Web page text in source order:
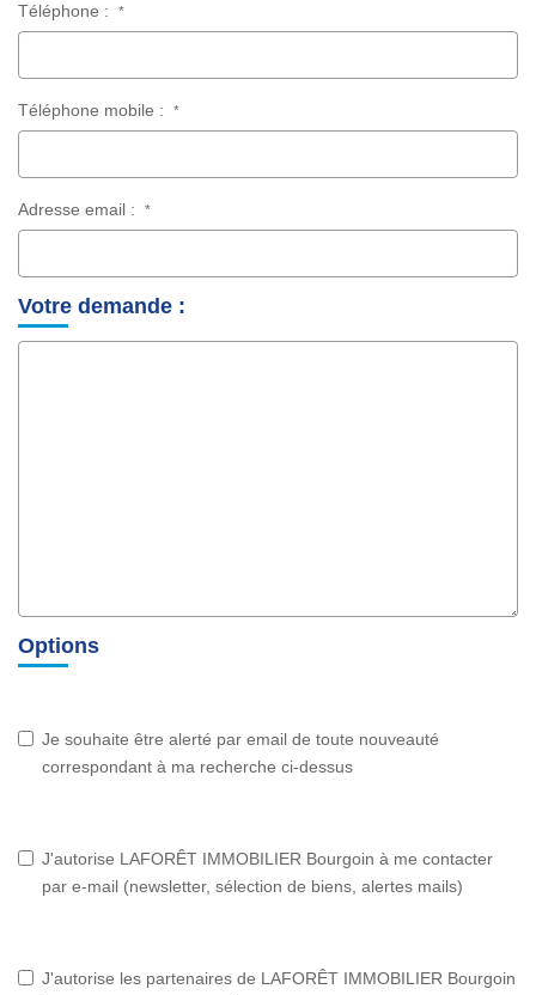
Téléphone : *
Téléphone mobile : *
Adresse email : *
Votre demande :
Options
Je souhaite être alerté par email de toute nouveauté
correspondant à ma recherche ci-dessus
J'autorise LAFORÊT IMMOBILIER Bourgoin à me contacter
par e-mail (newsletter, sélection de biens, alertes mails)
J'autorise les partenaires de LAFORÊT IMMOBILIER Bourgoin